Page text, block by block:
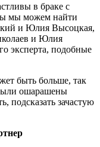
в браке с
мы можем найти
и Юлия Высоцкая,
и Юлия
эксперта, подобные
быть больше, так
ошарашены
подсказать зачастую